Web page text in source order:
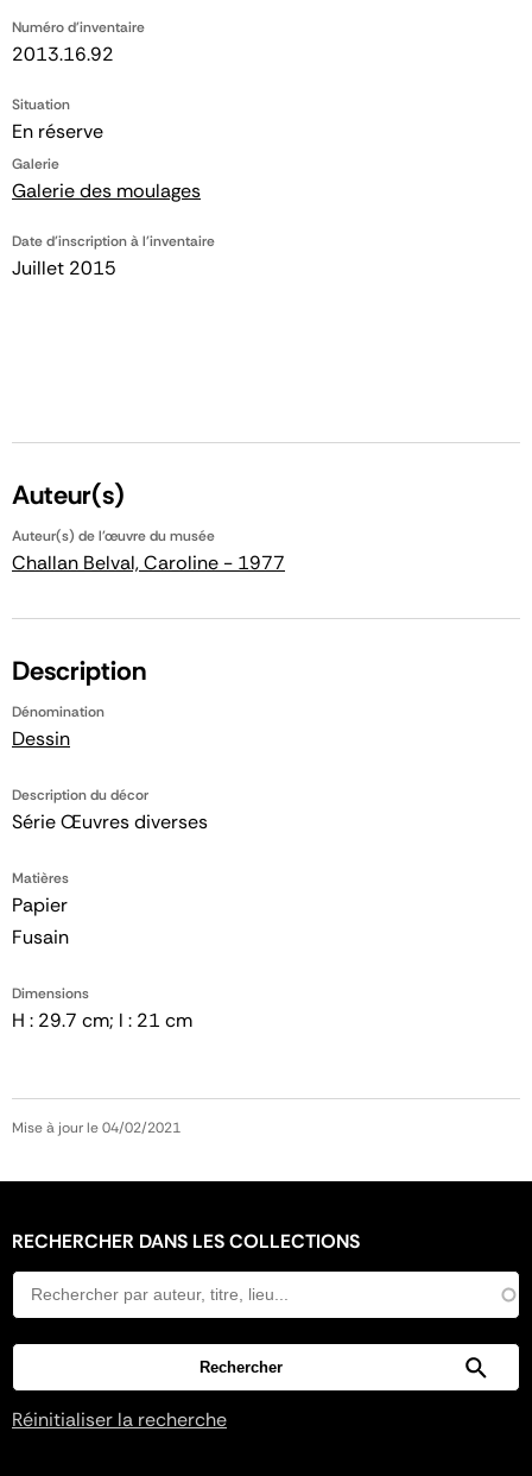
Numéro d'inventaire
2013.16.92
Situation
En réserve
Galerie
Galerie des moulages
Date d'inscription à l'inventaire
Juillet 2015
Auteur(s)
Auteur(s) de l'œuvre du musée
Challan Belval, Caroline - 1977
Description
Dénomination
Dessin
Description du décor
Série Œuvres diverses
Matières
Papier
Fusain
Dimensions
H : 29.7 cm; l : 21 cm
Mise à jour le 04/02/2021
RECHERCHER DANS LES COLLECTIONS
Réinitialiser la recherche